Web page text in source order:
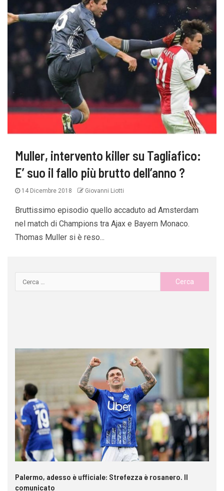
Muller, intervento killer su Tagliafico:
E’ suo il fallo più brutto dell’anno ?
14 Dicembre 2018 Giovanni Liotti
Bruttissimo episodio quello accaduto ad Amsterdam
nel match di Champions tra Ajax e Bayern Monaco.
Thomas Muller si è reso...
Palermo, adesso è ufficiale: Strefezza è rosanero. Il
comunicato